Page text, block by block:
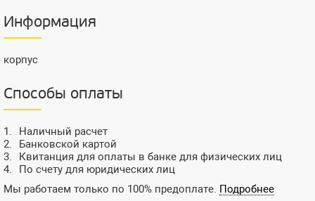
Информация
корпус
Способы оплаты
Наличный расчет
Банковской картой
Квитанция для оплаты в банке для физических лиц
По счету для юридических лиц
Мы работаем только по 100% предоплате. Подробнее